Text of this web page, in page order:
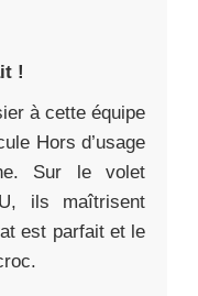
!
à cette équipe
Hors d’usage
Sur le volet
ils maîtrisent
est parfait et le